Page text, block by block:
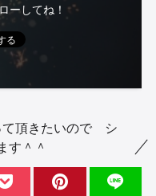
ーしてね！
て頂きたいので シ
す＾＾